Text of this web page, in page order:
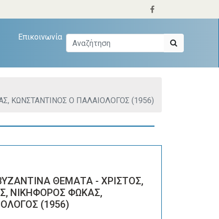
Επικοινωνία
ΚΩΝΣΤΑΝΤΙΝΟΣ Ο ΠΑΛΑΙΟΛΟΓΟΣ (1956)
ΘΕΜΑΤΑ - ΧΡΙΣΤΟΣ,
ΝΙΚΗΦΟΡΟΣ ΦΩΚΑΣ,
(1956)